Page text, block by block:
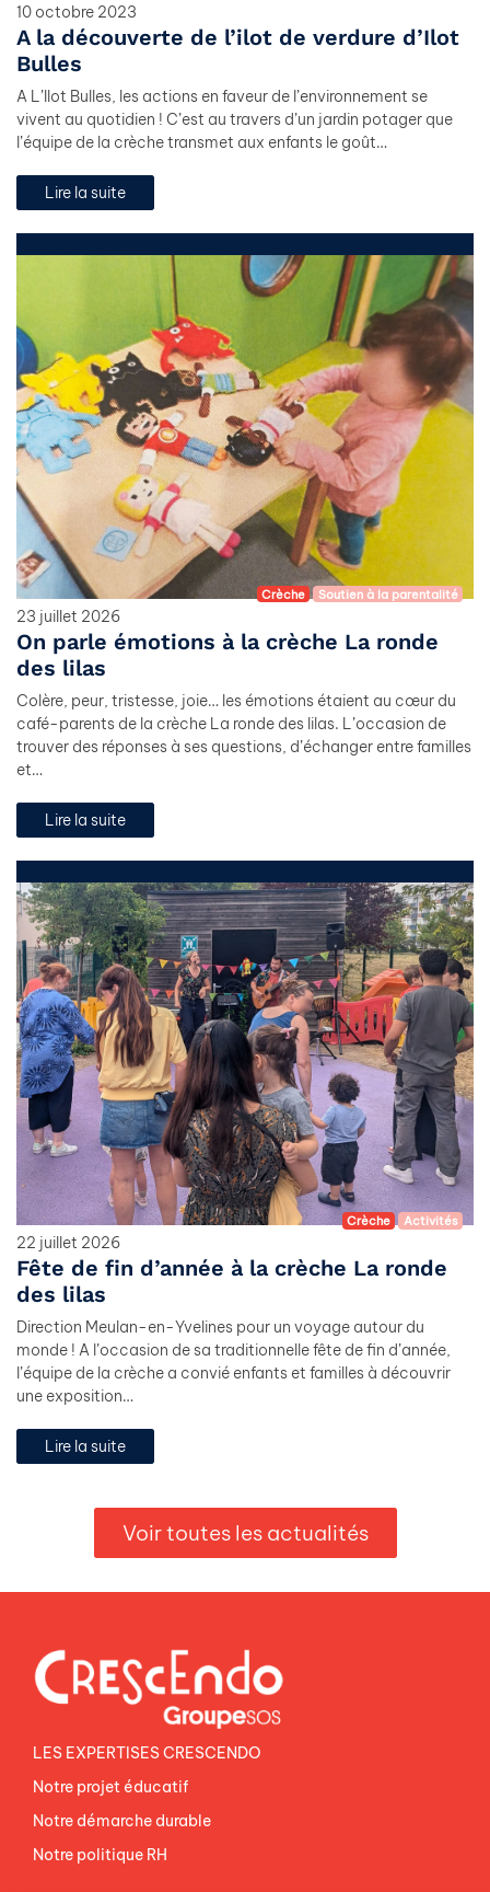
10 octobre 2023
A la découverte de l’ilot de verdure d’Ilot
Bulles
A L’Ilot Bulles, les actions en faveur de l’environnement se
vivent au quotidien ! C’est au travers d’un jardin potager que
l’équipe de la crèche transmet aux enfants le goût…
Lire la suite
Crèche Soutien à la parentalité
23 juillet 2026
On parle émotions à la crèche La ronde
des lilas
Colère, peur, tristesse, joie… les émotions étaient au cœur du
café-parents de la crèche La ronde des lilas. L’occasion de
trouver des réponses à ses questions, d’échanger entre familles
et…
Lire la suite
Crèche Activités
22 juillet 2026
Fête de fin d’année à la crèche La ronde
des lilas
Direction Meulan-en-Yvelines pour un voyage autour du
monde ! A l’occasion de sa traditionnelle fête de fin d’année,
l’équipe de la crèche a convié enfants et familles à découvrir
une exposition…
Lire la suite
Voir toutes les actualités
LES EXPERTISES CRESCENDO
Notre projet éducatif
Notre démarche durable
Notre politique RH